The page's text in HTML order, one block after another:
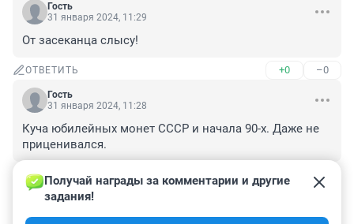
Гость
31 января 2024, 11:29
От засеканца слысу!
ОТВЕТИТЬ +0 –0
Гость
31 января 2024, 11:28
Куча юбилейных монет СССР и начала 90-х. Даже не
приценивался.
ОТВЕТИТЬ –0
Гость
Получай награды за комментарии и другие
задания!